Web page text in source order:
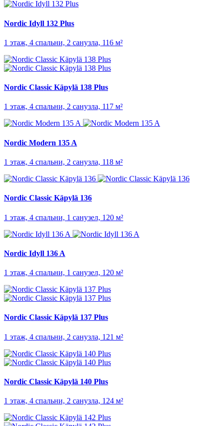
Nordic Idyll 132 Plus
1 этаж, 4 спальни, 2 санузла, 116 м²
Nordic Classic Käpylä 138 Plus
1 этаж, 4 спальни, 2 санузла, 117 м²
Nordic Modern 135 A
1 этаж, 4 спальни, 2 санузла, 118 м²
Nordic Classic Käpylä 136
1 этаж, 4 спальни, 1 санузел, 120 м²
Nordic Idyll 136 A
1 этаж, 4 спальни, 1 санузел, 120 м²
Nordic Classic Käpylä 137 Plus
1 этаж, 4 спальни, 2 санузла, 121 м²
Nordic Classic Käpylä 140 Plus
1 этаж, 4 спальни, 2 санузла, 124 м²